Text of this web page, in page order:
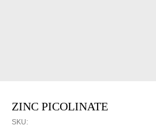
ZINC PICOLINATE
SKU: